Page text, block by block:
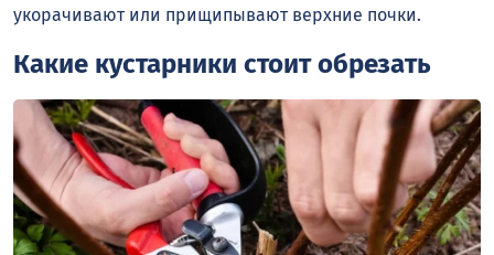
укорачивают или прищипывают верхние почки.
Какие кустарники стоит обрезать